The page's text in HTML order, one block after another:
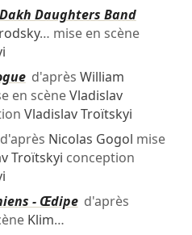
Daughters Band
… mise en scène
d'après William
en scèneVladislav
Vladislav Troïtskyi
Nicolas Gogol mise
Troïtskyi conception
- Œdiped'après
Klim…